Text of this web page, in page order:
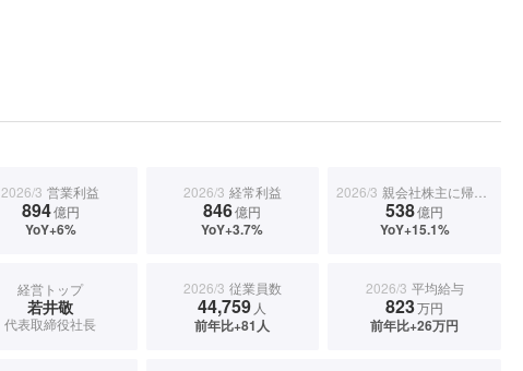
2026/3 営業利益
894億円
YoY+6%
2026/3 経常利益
846億円
YoY+3.7%
2026/3 親会社株主に帰属する当期純利益
538億円
YoY+15.1%
経営トップ
若井敬
代表取締役社長
2026/3 従業員数
44,759 人
前年比+81人
2026/3 平均給与
823万円
前年比+26万円